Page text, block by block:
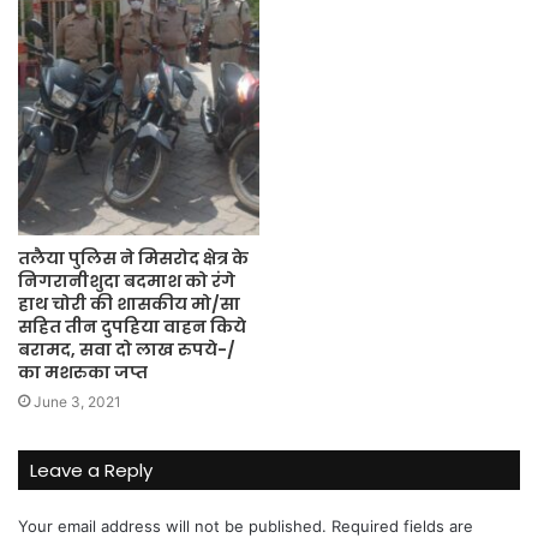
तलैया पुलिस ने मिसरोद क्षेत्र के
निगरानीशुदा बदमाश को रंगे
हाथ चोरी की शासकीय मो/सा
सहित तीन दुपहिया वाहन किये
बरामद, सवा दो लाख रुपये-/
का मशरुका जप्त
June 3, 2021
Leave a Reply
Your email address will not be published. Required fields are